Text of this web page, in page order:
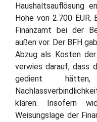
Haushaltsauflösung
Höhe von 2.700
Finanzamt bei der
außen vor. Der BFH
Abzug als Kosten
verwies darauf, dass
gedient
klären. Insofern
Weisungslage der